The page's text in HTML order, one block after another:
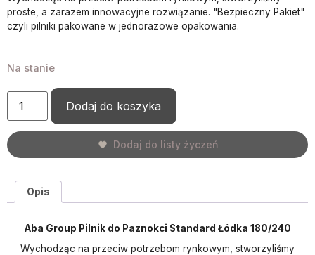
proste, a zarazem innowacyjne rozwiązanie. "Bezpieczny Pakiet"
czyli pilniki pakowane w jednorazowe opakowania.
Na stanie
Dodaj do koszyka
Dodaj do listy życzeń
Opis
Aba Group Pilnik do Paznokci Standard Łódka 180/240
Wychodząc na przeciw potrzebom rynkowym, stworzyliśmy